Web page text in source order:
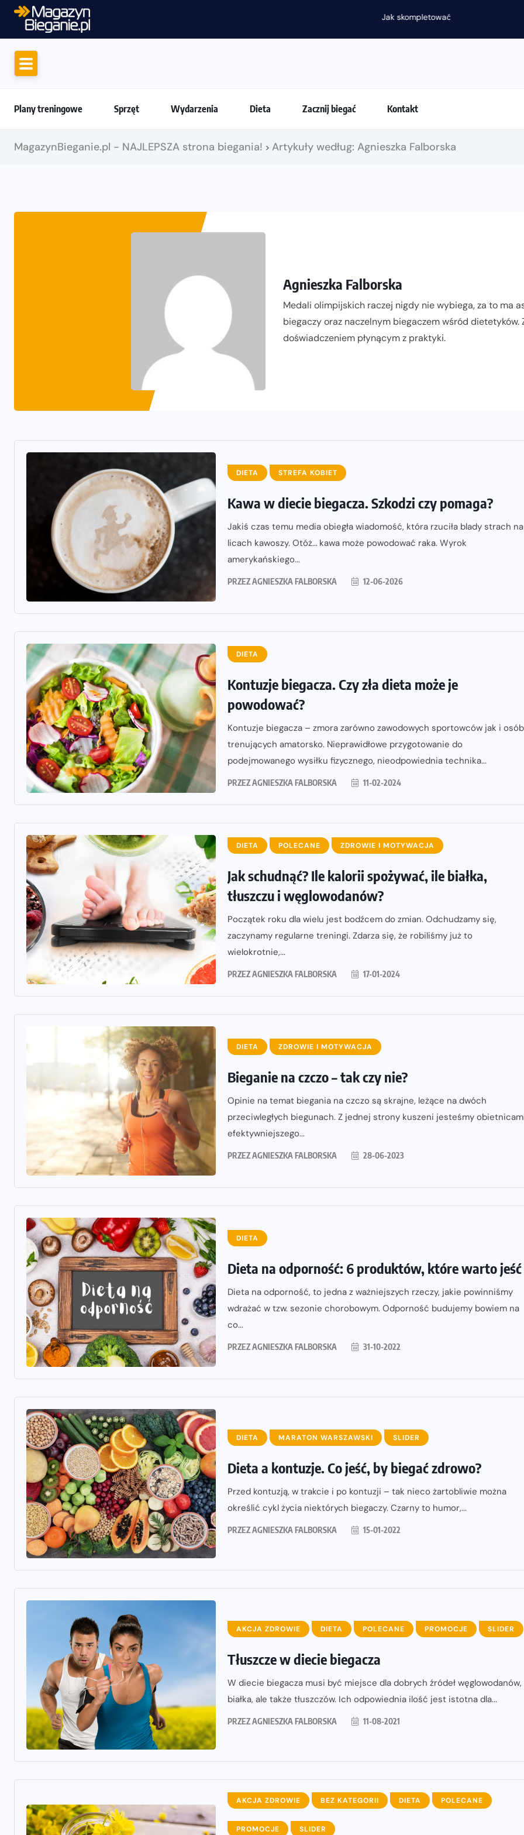
Plany treningowe Sprzęt Wydarzenia Dieta Zacznij biegać Kontakt
MagazynBieganie.pl - NAJLEPSZA strona biegania! > Artykuły według: Agnieszka Falborska
Agnieszka Falborska
Medali olimpijskich raczej nigdy nie wybiega, za to ma
biegaczy oraz naczelnym biegaczem wśród dietetyków.
doświadczeniem płynącym z praktyki.
DIETA STREFA KOBIET
Kawa w diecie biegacza. Szkodzi czy pomaga?
Jakiś czas temu media obiegła wiadomość, która rzuciła blady strach na
licach kawoszy. Otóż… kawa może powodować raka. Wyrok
amerykańskiego...
PRZEZAGNIESZKA FALBORSKA 12-06-2026
DIETA
Kontuzje biegacza. Czy zła dieta może je
powodować?
Kontuzje biegacza – zmora zarówno zawodowych sportowców jak i osób
trenujących amatorsko. Nieprawidłowe przygotowanie do
podejmowanego wysiłku fizycznego, nieodpowiednia technika...
PRZEZAGNIESZKA FALBORSKA 11-02-2024
DIETA POLECANE ZDROWIE I MOTYWACJA
Jak schudnąć? Ile kalorii spożywać, ile białka,
tłuszczu i węglowodanów?
Początek roku dla wielu jest bodźcem do zmian. Odchudzamy się,
zaczynamy regularne treningi. Zdarza się, że robiliśmy już to
wielokrotnie,...
PRZEZAGNIESZKA FALBORSKA 17-01-2024
DIETA ZDROWIE I MOTYWACJA
Bieganie na czczo – tak czy nie?
Opinie na temat biegania na czczo są skrajne, leżące na dwóch
przeciwległych biegunach. Z jednej strony kuszeni jesteśmy
efektywniejszego...
PRZEZAGNIESZKA FALBORSKA 28-06-2023
DIETA
Dieta na odporność: 6 produktów, które warto jeść
Dieta na odporność, to jedna z ważniejszych rzeczy, jakie powinniśmy
wdrażać w tzw. sezonie chorobowym. Odporność budujemy bowiem na
co...
PRZEZAGNIESZKA FALBORSKA 31-10-2022
DIETA MARATON WARSZAWSKI SLIDER
Dieta a kontuzje. Co jeść, by biegać zdrowo?
Przed kontuzją, w trakcie i po kontuzji – tak nieco żartobliwie można
określić cykl życia niektórych biegaczy. Czarny to humor,...
PRZEZAGNIESZKA FALBORSKA 15-01-2022
AKCJA ZDROWIE DIETA POLECANE PROMOCJE SLIDER
Tłuszcze w diecie biegacza
W diecie biegacza musi być miejsce dla dobrych źródeł węglowodanów,
białka, ale także tłuszczów. Ich odpowiednia ilość jest istotna dla...
PRZEZAGNIESZKA FALBORSKA 11-08-2021
AKCJA ZDROWIE BEZ KATEGORII DIETA POLECANE
PROMOCJE SLIDER